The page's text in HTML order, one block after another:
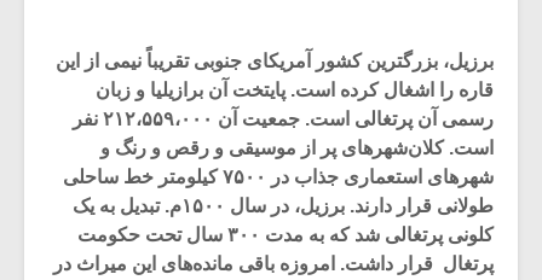
برزیل، بزرگترین کشور آمریکای جنوبی تقریباً نیمی از این
قاره را اشغال کرده‌ است. پایتخت آن برازیلیا و زبان
رسمی آن پرتغالی است. جمعیت آن ۲۱۲،۵۵۹،۰۰۰ نفر
است. کلان‌شهرهای پر از موسیقی و رقص و رنگ و
شهرهای استعماری جذاب در ۷۵۰۰ کیلومتر خط ساحلی
طولانی قرار دارند. برزیل، در سال ۱۵۰۰م. تبدیل به یک
کلونی پرتغالی شد که به مدت ۳۰۰ سال تحت حکومت
پرتغال قرار داشت. امروزه باقی مانده‌های این میراث در